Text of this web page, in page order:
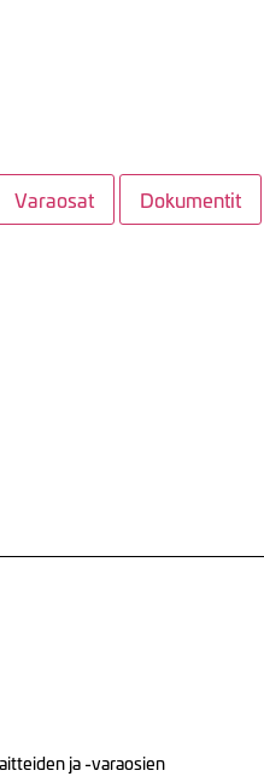
Varaosat Dokumentit
ja -varaosien